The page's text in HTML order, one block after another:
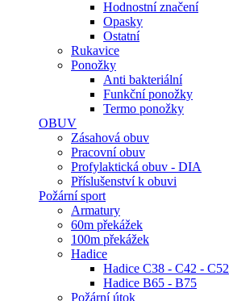
Hodnostní značení
Opasky
Ostatní
Rukavice
Ponožky
Anti bakteriální
Funkční ponožky
Termo ponožky
OBUV
Zásahová obuv
Pracovní obuv
Profylaktická obuv - DIA
Příslušenství k obuvi
Požární sport
Armatury
60m překážek
100m překážek
Hadice
Hadice C38 - C42 - C52
Hadice B65 - B75
Požární útok